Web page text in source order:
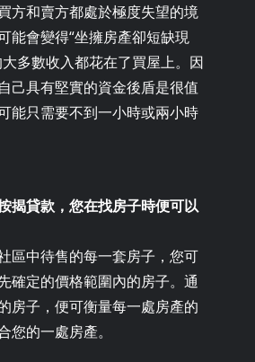
方和賣方都處於極度失望的境
能會變得“坐擁房產卻短缺現
多數收入都花在了買屋上。因
己具有堅實的資金後盾是很值
能只需要不到一小時或兩小時
揭貸款，您在找房子時便可以
區中待售的每一套房子，您可
確定的價格範圍內的房子。通
房子，便可衡量每一處房產的
您的一處房產。